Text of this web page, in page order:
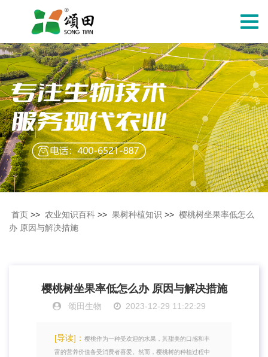
切
导
航
首页 >> 农业知识百科 >> 果树种植知识 >> 樱桃树坐果率低怎么
办 原因与解决措施
樱桃树坐果率低怎么办 原因与解决措施
颂田生物 2023-12-29 11:22:29
[导读]： 樱桃作为一种受欢迎的水果，其甜美的口感和丰
富的营养价值备受消费者喜爱。然而，樱桃树的种植过程中